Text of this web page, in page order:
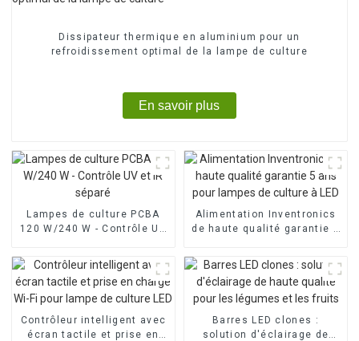
Dissipateur thermique en aluminium pour un
refroidissement optimal de la lampe de culture
En savoir plus
Lampes de culture PCBA
120 W/240 W - Contrôle UV
Alimentation Inventronics
de haute qualité garantie 5
à LED
Contrôleur intelligent avec
écran tactile et prise en
Barres LED clones :
solution d'éclairage de